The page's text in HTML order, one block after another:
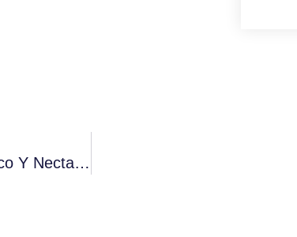
Evoca Group, Propietario De Quality Espresso, Saeco Y Necta En España, Celebra El 80º Aniversario De Gaggia Milano Y Anuncia El Relanzamiento De La Marca Con Una Nueva Gama De Máquinas De Café Profesionales